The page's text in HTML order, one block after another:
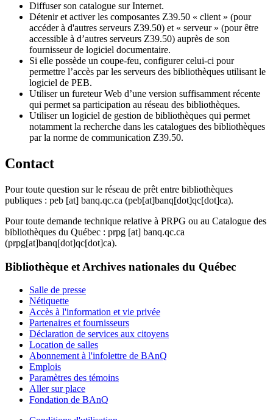
Diffuser son catalogue sur Internet.
Détenir et activer les composantes Z39.50 « client » (pour
accéder à d'autres serveurs Z39.50) et « serveur » (pour être
accessible à d’autres serveurs Z39.50) auprès de son
fournisseur de logiciel documentaire.
Si elle possède un coupe-feu, configurer celui-ci pour
permettre l’accès par les serveurs des bibliothèques utilisant le
logiciel de PEB.
Utiliser un fureteur Web d’une version suffisamment récente
qui permet sa participation au réseau des bibliothèques.
Utiliser un logiciel de gestion de bibliothèques qui permet
notamment la recherche dans les catalogues des bibliothèques
par la norme de communication Z39.50.
Contact
Pour toute question sur le réseau de prêt entre bibliothèques
publiques : peb [at] banq.qc.ca (peb[at]banq[dot]qc[dot]ca).
Pour toute demande technique relative à PRPG ou au Catalogue des
bibliothèques du Québec : prpg [at] banq.qc.ca
(prpg[at]banq[dot]qc[dot]ca).
Bibliothèque et Archives nationales du Québec
Salle de presse
Nétiquette
Accès à l'information et vie privée
Partenaires et fournisseurs
Déclaration de services aux citoyens
Location de salles
Abonnement à l'infolettre de BAnQ
Emplois
Paramètres des témoins
Aller sur place
Fondation de BAnQ